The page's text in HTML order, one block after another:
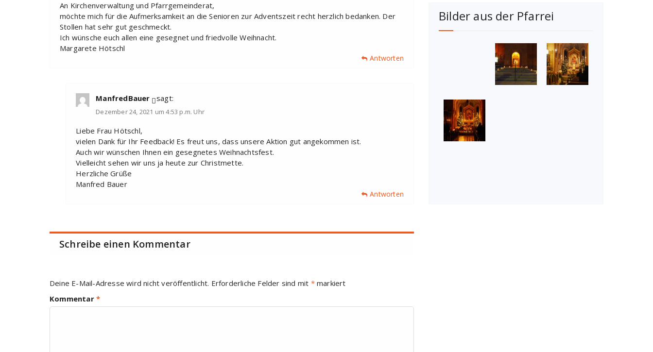
An Kirchenverwaltung und Pfarrgemeinderat,
möchte mich für die Aufmerksamkeit an die Senioren zur Adventszeit recht herzlich bedanken. Der
Stollen hat sehr gut geschmeckt.
Ich wünsche euch allen eine gesegnet und friedvolle Weihnacht.
Margarete Hötschl
Antworten
ManfredBauer sagt:
Dezember 24, 2021 um 4:53 p.m. Uhr
Liebe Frau Hötschl,
vielen Dank für Ihr Feedback! Es freut uns, dass unsere Aktion gut angekommen ist.
Auch wir wünschen Ihnen ein gesegnetes Weihnachtsfest.
Vielleicht sehen wir uns ja heute zur Christmette.
Herzliche Grüße
Manfred Bauer
Antworten
Schreibe einen Kommentar
Deine E-Mail-Adresse wird nicht veröffentlicht. Erforderliche Felder sind mit *markiert
Kommentar *
Bilder aus der Pfarrei